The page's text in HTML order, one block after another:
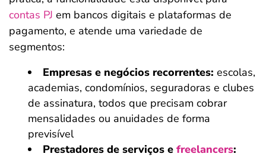
contas PJ em bancos digitais e plataformas de
pagamento, e atende uma variedade de
segmentos:
Empresas e negócios recorrentes: escolas,
academias, condomínios, seguradoras e clubes
de assinatura, todos que precisam cobrar
mensalidades ou anuidades de forma
previsível
Prestadores de serviços e freelancers: